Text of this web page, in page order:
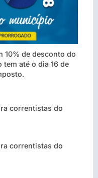
10% de desconto do
até o dia 16 de
correntistas do
correntistas do